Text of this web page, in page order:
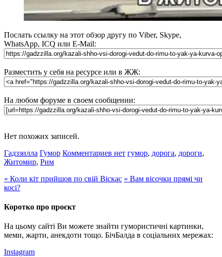
Послать ссылку на этот обзор другу по Viber, Skype,
WhatsApp, ICQ или E-Mail:
Разместить у себя на ресурсе или в ЖЖ:
На любом форуме в своем сообщении:
Нет похожих записей.
Гадззилла Гумор Комментариев нет гумор, дорога, дороги,
Житомир, Рим
« Коли кіт прийшов по свій Віскас » Вам вісочки прямі чи
косі?
Коротко про проєкт
На цьому сайті Ви можете знайти гумористичні картинки,
меми, жарти, анекдоти тощо. БічБалда в соціальних мережах:
Instagram